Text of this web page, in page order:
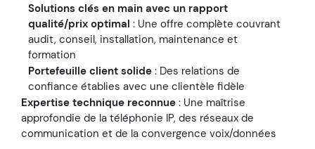
Solutions clés en main avec un rapport
qualité/prix optimal : Une offre complète couvrant
audit, conseil, installation, maintenance et
formation
Portefeuille client solide : Des relations de
confiance établies avec une clientèle fidèle
Expertise technique reconnue : Une maîtrise
approfondie de la téléphonie IP, des réseaux de
communication et de la convergence voix/données